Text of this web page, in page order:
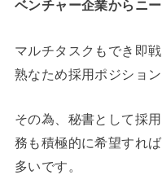
ベンチャー企業からニ
マルチタスクもでき即
熟なため採用ポジショ
その為、秘書として採
務も積極的に希望すれ
多いです。